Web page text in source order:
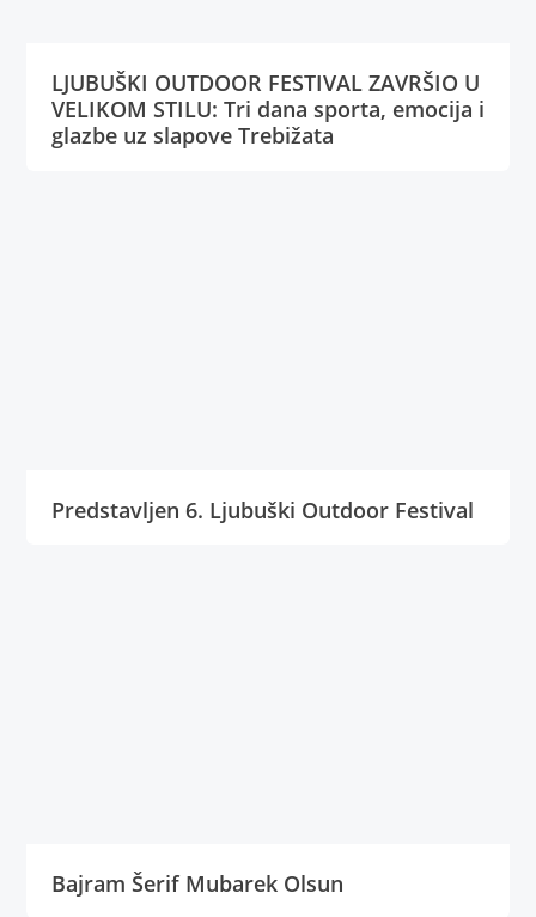
LJUBUŠKI OUTDOOR FESTIVAL ZAVRŠIO U
VELIKOM STILU: Tri dana sporta, emocija i
glazbe uz slapove Trebižata
Predstavljen 6. Ljubuški Outdoor Festival
Bajram Šerif Mubarek Olsun